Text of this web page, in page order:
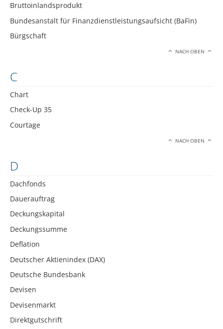
Bruttoinlandsprodukt
Bundesanstalt für Finanzdienstleistungsaufsicht (BaFin)
Bürgschaft
NACH OBEN
C
Chart
Check-Up 35
Courtage
NACH OBEN
D
Dachfonds
Dauerauftrag
Deckungskapital
Deckungssumme
Deflation
Deutscher Aktienindex (DAX)
Deutsche Bundesbank
Devisen
Devisenmarkt
Direktgutschrift